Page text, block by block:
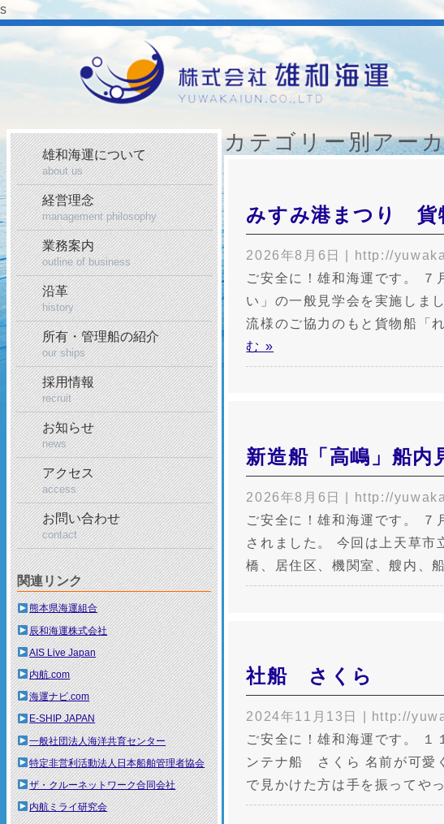
s
カテゴリー別アー
みすみ港まつり 貨
2026年8月6日 http://
ご安全に！雄和海運です。 ７
い」の一般見学会を実施しま
流様のご協力のもと貨物船「
む »
新造船「高嶋」船内
2026年8月6日 http://
ご安全に！雄和海運です。 ７
されました。 今回は上天草市
橋、居住区、機関室、艘内、
社船 さくら
2024年11月13日 http://
ご安全に！雄和海運です。 １
ンテナ船 さくら 名前が可愛
で見かけた方は手を振ってや
雄和海運について
about us
経営理念
management philosophy
業務案内
outline of business
沿革
history
所有・管理船の紹介
our ships
採用情報
recruit
お知らせ
news
アクセス
access
お問い合わせ
contact
関連リンク
熊本県海運組合
辰和海運株式会社
AIS Live Japan
内航.com
海運ナビ.com
E-SHIP JAPAN
一般社団法人海洋共育センター
特定非営利活動法人日本船舶管理者協会
ザ・クルーネットワーク合同会社
内航ミライ研究会